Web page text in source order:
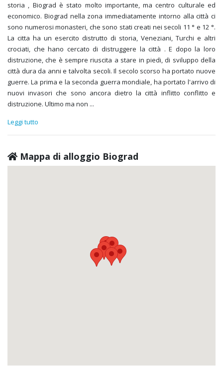
storia , Biograd è stato molto importante, ma centro culturale ed
economico. Biograd nella zona immediatamente intorno alla città ci
sono numerosi monasteri, che sono stati creati nei secoli 11 ° e 12 °.
La citta ha un esercito distrutto di storia, Veneziani, Turchi e altri
crociati, che hano cercato di distruggere la città . E dopo la loro
distruzione, che è sempre riuscita a stare in piedi, di sviluppo della
città dura da anni e talvolta secoli. Il secolo scorso ha portato nuove
guerre. La prima e la seconda guerra mondiale, ha portato l'arrivo di
nuovi invasori che sono ancora dietro la città inflitto conflitto e
distruzione. Ultimo ma non ...
Leggi tutto
Mappa di alloggio Biograd